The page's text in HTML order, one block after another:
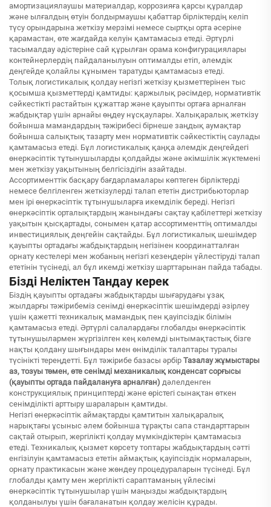
амортизациялаушы материалдар, коррозияға қарсы құралдар
және ылғалдың өтуін болдырмаушы қабаттар бірліктердің келіп
түсу орындарына жеткізу мерзімі немесе сыртқы орта әсеріне
қарамастан, өте жағдайда келуін қамтамасыз етеді. Әртүрлі
тасымалдау әдістеріне сай құрылған орама конфигурациялары
контейнерлердің пайдаланылуын оптималды етіп, әлемдік
деңгейде қолайлы құнымен таратуды қамтамасыз етеді.
Толық логистикалық қолдау негізгі жеткізу қызметтерінен тыс
қосымша қызметтерді қамтиды: қаржылық рәсімдер, нормативтік
сәйкестікті растайтын құжаттар және қауыпты ортаға арналған
жабдықтар үшін арнайы өңдеу нұсқаулары. Халықаралық жеткізу
бойынша мамандардың тәжірибесі бірнеше заңдық аумақтар
бойынша салықтық тазарту мен нормативтік сәйкестіктің саулады
қамтамасыз етеді. Бұл логистикалық қаңқа әлемдік деңгейдегі
өнеркәсіптік тұтынушыларды қолдайды және әкімшілік жүктемені
мен жеткізу уақытының белгісіздігін азайтады.
Ассортименттік басқару бағдарламалары көптеген бірліктерді
немесе белгіленген жеткізулерді талап ететін дистрибьюторлар
мен ірі өнеркәсіптік тұтынушыларға икемділік береді. Негізгі
өнеркәсіптік орталықтардың жанындағы сақтау қабілеттері жеткізу
уақытын қысқартады, сонымен қатар ассортименттің оптималды
инвестициялық деңгейін сақтайды. Бұл логистикалық шешімдер
қауыпты ортадағы жабдықтардың негізінен координатталған
орнату кестелері мен жобаның негізгі кезеңдерін үйлестіруді талап
ететінін түсінеді, ал бұл икемді жеткізу шарттарынан пайда табады.
Бізді Неліктен Тандау керек
Біздің қауыпты ортадағы жабдықтарды шығарудағы ұзақ
жылдарғы тәжірибеміз сенімді өнеркәсіптік шешімдерді әзірлеу
үшін қажетті техникалық мамандық пен қауіпсіздік білімін
қамтамасыз етеді. Әртүрлі салалардағы глобалды өнеркәсіптік
тұтынушылармен жүргізілген кең көлемді ынтымақтастық бізге
нақты қолдану шығындары мен өнімділік талаптары туралы
түсінікті тереңдетті. Бұл тәжірибе базасы әрбір Тазалау жұмыстары
аз, тозуы төмен, өте сенімді механикалық конденсат сорғысы
(қауыпты ортада пайдалануға арналған) дәлелденген
конструкциялық принциптерді және өрістегі сынақтан өткен
сенімділікті арттыру шараларын қамтиды.
Негізгі өнеркәсіптік аймақтарды қамтитын халықаралық
нарықтағы ұсыныс әлем бойынша тұрақты сапа стандарттарын
сақтай отырып, жергілікті қолдау мүмкіндіктерін қамтамасыз
етеді. Техникалық қызмет көрсету топтары жабдықтардың сәтті
енгізілуін қамтамасыз ететін аймақтық қауіпсіздік нормаларын,
орнату практикасын және жөндеу процедураларын түсінеді. Бұл
глобалды қамту мен жергілікті сараптаманың үйлесімі
өнеркәсіптік тұтынушылар үшін маңызды жабдықтардың
қолданылуы үшін бағаланатын қолдау желісін құрады.